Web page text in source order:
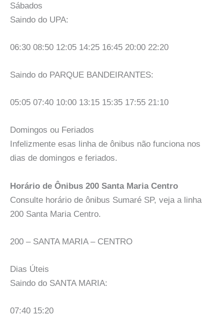
Sábados
Saindo do UPA:
06:30 08:50 12:05 14:25 16:45 20:00 22:20
Saindo do PARQUE BANDEIRANTES:
05:05 07:40 10:00 13:15 15:35 17:55 21:10
Domingos ou Feriados
Infelizmente esas linha de ônibus não funciona nos
dias de domingos e feriados.
Horário de Ônibus 200 Santa Maria Centro
Consulte horário de ônibus Sumaré SP, veja a linha
200 Santa Maria Centro.
200 – SANTA MARIA – CENTRO
Dias Úteis
Saindo do SANTA MARIA:
07:40 15:20